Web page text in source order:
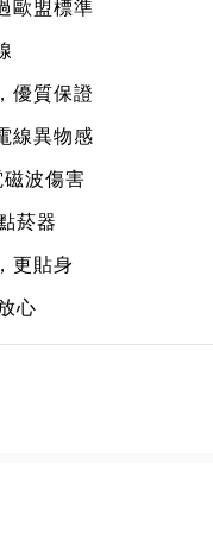
歐盟標準
優質保證
線異物感
波傷害
菸器
更貼身
心